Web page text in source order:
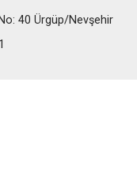
40 Ürgüp/Nevşehir